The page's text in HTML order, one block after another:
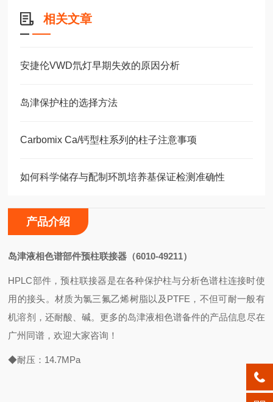
相关文章
安捷伦VWD氘灯早期失效的原因分析
岛津保护柱的选择方法
Carbomix Ca/钙型柱系列的柱子注意事项
如何科学储存与配制环凯培养基保证检测准确性
产品介绍
岛津液相色谱部件预柱联接器（6010-49211）
HPLC部件，预柱联接器是在各种保护柱与分析色谱柱连接时使
用的接头。材质为氯三氟乙烯树脂以及PTFE，不但可耐一般有
机溶剂，还耐酸、碱。更多的岛津液相色谱备件的产品信息尽在
广州同谱，欢迎大家咨询！
◆耐压：14.7MPa